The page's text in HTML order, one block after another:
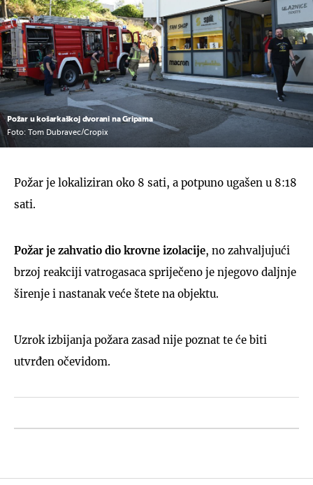
Požar u košarkaškoj dvorani na Gripama
Foto: Tom Dubravec/Cropix
Požar je lokaliziran oko 8 sati, a potpuno ugašen u 8:18
sati.
Požar je zahvatio dio krovne izolacije, no zahvaljujući
brzoj reakciji vatrogasaca spriječeno je njegovo daljnje
širenje i nastanak veće štete na objektu.
Uzrok izbijanja požara zasad nije poznat te će biti
utvrđen očevidom.